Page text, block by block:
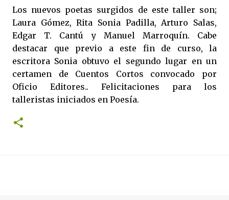
Los nuevos poetas surgidos de este taller son;
Laura Gómez, Rita Sonia Padilla, Arturo Salas,
Edgar T. Cantú y Manuel Marroquín. Cabe
destacar que previo a este fin de curso, la
escritora Sonia obtuvo el segundo lugar en un
certamen de Cuentos Cortos convocado por
Oficio Editores.. Felicitaciones para los
talleristas iniciados en Poesía.